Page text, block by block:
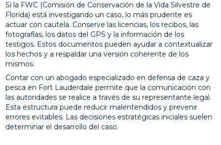
Si la FWC (Comisión de Conservación de la Vida Silvestre de
Florida) está investigando un caso, lo más prudente es
actuar con cautela. Conserve las licencias, los recibos, las
fotografías, los datos del GPS y la información de los
testigos. Estos documentos pueden ayudar a contextualizar
los hechos y a respaldar una versión coherente de los
mismos.
Contar con un abogado especializado en defensa de caza y
pesca en Fort Lauderdale permite que la comunicación con
las autoridades se realice a través de su representante legal.
Esta estructura puede reducir malentendidos y prevenir
errores evitables. Las decisiones estratégicas iniciales suelen
determinar el desarrollo del caso.